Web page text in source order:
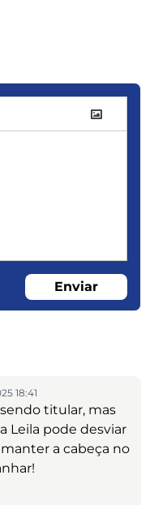
Enviar
18:41
titular, mas
Leila pode desviar
a cabeça no